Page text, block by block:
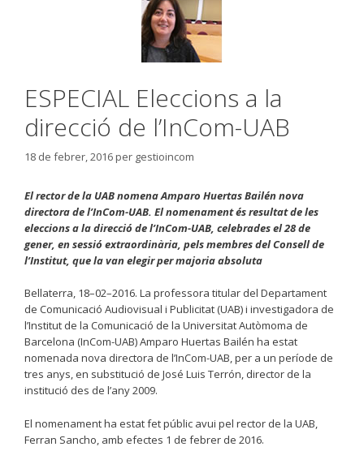
ESPECIAL Eleccions a la
direcció de l’InCom-UAB
18 de febrer, 2016per gestioincom
El rector de la UAB nomena Amparo Huertas Bailén nova
directora de l’InCom-UAB. El nomenament és resultat de les
eleccions a la direcció de l’InCom-UAB, celebrades el 28 de
gener, en sessió extraordinària, pels membres del Consell de
l’Institut, que la van elegir per majoria absoluta
Bellaterra, 18–02–2016. La professora titular del Departament
de Comunicació Audiovisual i Publicitat (UAB) i investigadora de
l’Institut de la Comunicació de la Universitat Autòmoma de
Barcelona (InCom-UAB) Amparo Huertas Bailén ha estat
nomenada nova directora de l’InCom-UAB, per a un període de
tres anys, en substitució de José Luis Terrón, director de la
institució des de l’any 2009.
El nomenament ha estat fet públic avui pel rector de la UAB,
Ferran Sancho, amb efectes 1 de febrer de 2016.